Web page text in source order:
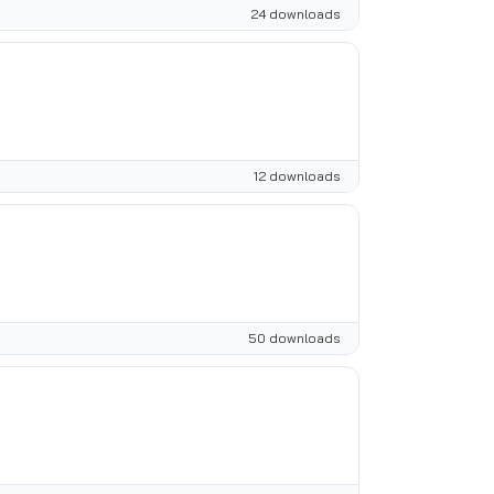
24 downloads
12 downloads
50 downloads